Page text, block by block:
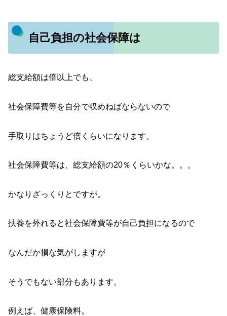
自己負担の社会保障は
総支給額は倍以上でも、
社会保障費等を自分で収めねばならないので
手取りはちょうど倍くらいになります。
社会保障費等は、総支給額の20％くらいかな。。。
かなりざっくりとですが。
扶養を外れると社会保障費等が自己負担になるので
なんだか損な気がしますが
そうでもない部分もあります。
例えば、健康保険料。